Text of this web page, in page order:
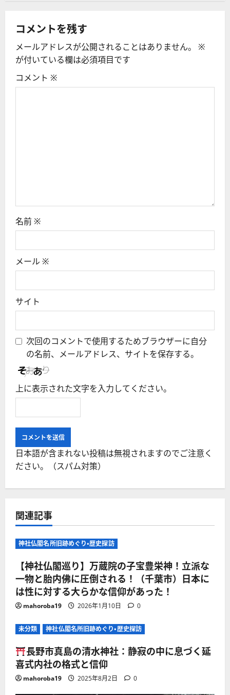
シ
ョ
ン
コメントを残す
メールアドレスが公開されることはありません。
※
が付いている欄は必須項目です
コメント ※
名前 ※
メール ※
サイト
次回のコメントで使用するためブラウザーに自分
の名前、メールアドレス、サイトを保存する。
上に表示された文字を入力してください。
日本語が含まれない投稿は無視されますのでご注意く
ださい。（スパム対策）
関連記事
神社仏閣名所旧跡めぐり・歴史探訪
【神社仏閣巡り】万蔵院の子宝豊栄神！立派な
一物と胎内佛に圧倒される！（千葉市）日本に
は性に対する大らかな信仰があった！
mahoroba19 2026年1月10日 0
未分類 神社仏閣名所旧跡めぐり・歴史探訪
長野市真島の清水神社：静寂の中に息づく延
喜式内社の格式と信仰
mahoroba19 2025年8月2日 0